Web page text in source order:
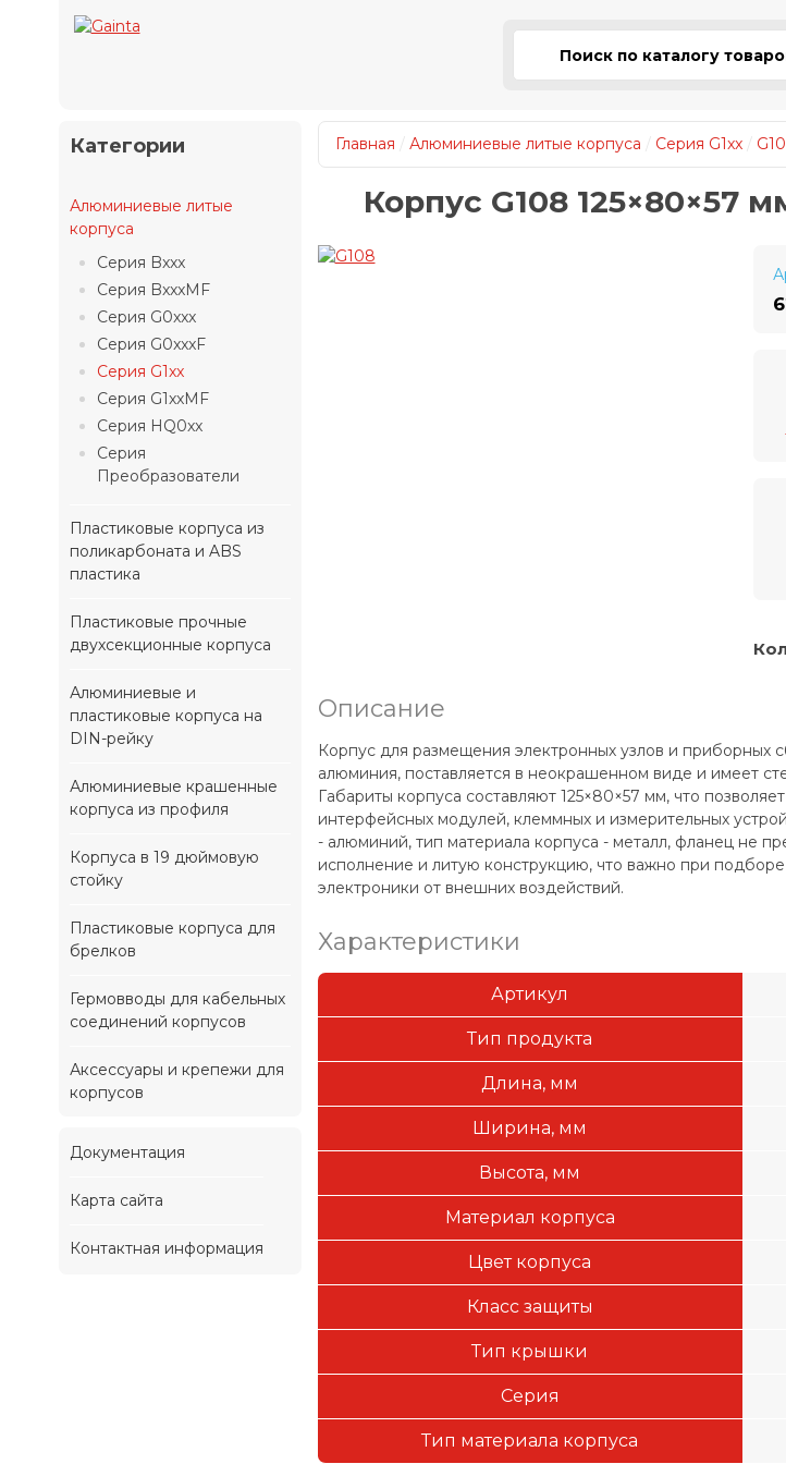
Категории
Алюминиевые литые
корпуса
Серия Bxxx
Серия BxxxMF
Серия G0xxx
Серия G0xxxF
Серия G1xx
Серия G1xxMF
Серия HQ0xx
Серия
Преобразователи
Пластиковые корпуса из
поликарбоната и ABS
пластика
Пластиковые прочные
двухсекционные корпуса
Алюминиевые и
пластиковые корпуса на
DIN-рейку
Алюминиевые крашенные
корпуса из профиля
Корпуса в 19 дюймовую
стойку
Пластиковые корпуса для
брелков
Гермовводы для кабельных
соединений корпусов
Аксессуары и крепежи для
корпусов
Документация
Карта сайта
Контактная информация
Главная Алюминиевые литые корпуса Серия G1xx/
Корпус G108 125×80×57
Описание
Корпус для размещения электронных узлов и приборных
алюминия, поставляется в неокрашенном виде и имеет
Габариты корпуса составляют 125×80×57 мм, что
интерфейсных модулей, клеммных и измерительных
- алюминий, тип материала корпуса - металл, фланец не
исполнение и литую конструкцию, что важно при
электроники от внешних воздействий.
Характеристики
Артикул
Тип продукта
Длина, мм
Ширина, мм
Высота, мм
Материал корпуса
Цвет корпуса
Класс защиты
Тип крышки
Серия
Тип материала корпуса